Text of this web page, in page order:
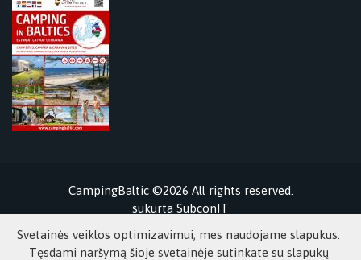
CampingBaltic ©2026 All rights reserved.
sukurta SubconIT
Svetainės veiklos optimizavimui, mes naudojame slapukus.
Tęsdami naršymą šioje svetainėje sutinkate su slapukų